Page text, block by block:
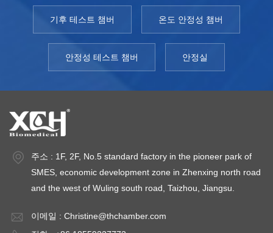
기후 테스트 챔버 온도 안정성 챔버
안정성 테스트 챔버 안정실
주소 : 1F, 2F, No.5 standard factory in the pioneer park of
SMES, economic development zone in Zhenxing north road
and the west of Wuling south road, Taizhou, Jiangsu.
이메일 : Christine@thchamber.com